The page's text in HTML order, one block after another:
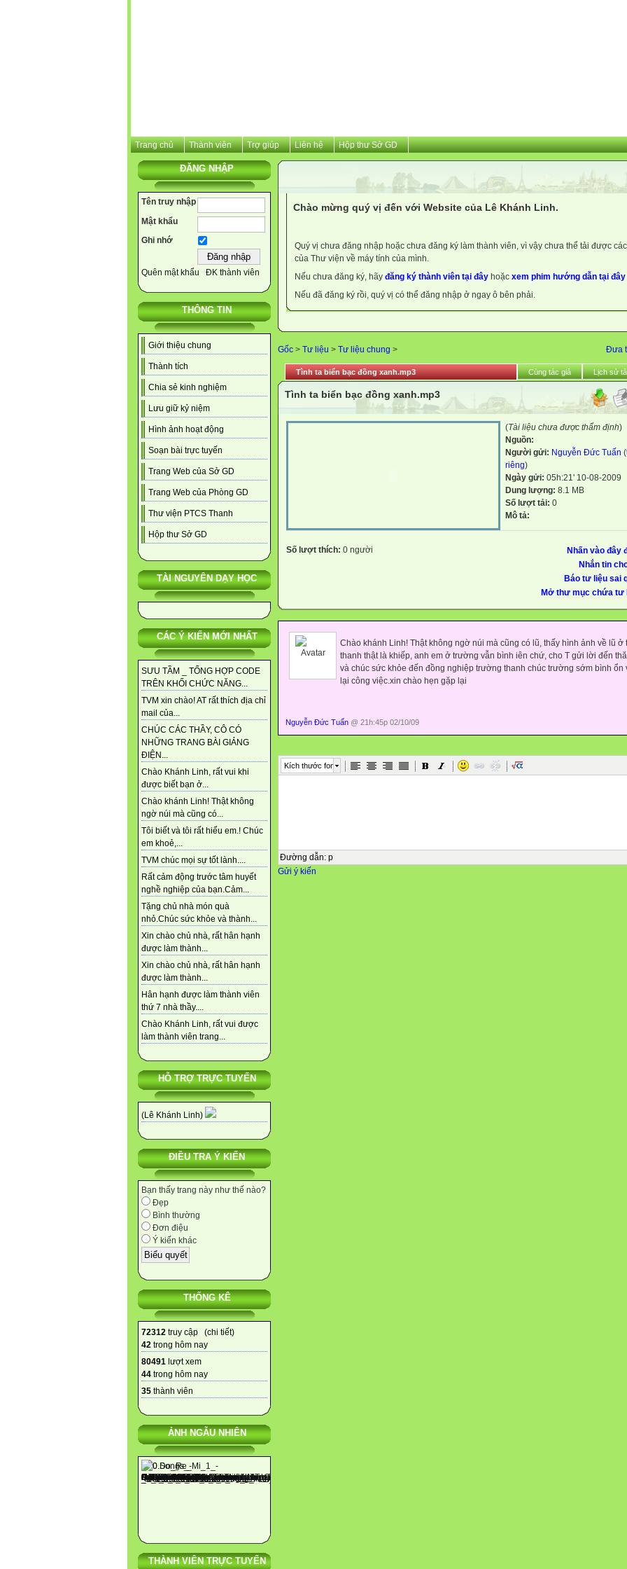
Trang chủ Thành viên Trợ giúp Liên hệ Hộp thư Sở GD
ĐĂNG NHẬP
Tên truy nhập
Mật khẩu
Ghi nhớ
Quên mật khẩu ĐK thành viên
THÔNG TIN
Giới thiệu chung
Thành tích
Chia sẻ kinh nghiệm
Lưu giữ kỷ niệm
Hình ảnh hoạt động
Soạn bài trực tuyến
Trang Web của Sở GD
Trang Web của Phòng GD
Thư viện PTCS Thanh
Hộp thư Sở GD
TÀI NGUYÊN DẠY HỌC
CÁC Ý KIẾN MỚI NHẤT
SƯU TẦM _ TỔNG HỢP CODE
TRÊN KHỐI CHỨC NĂNG...
TVM xin chào! AT rất thích địa chỉ
mail của...
CHÚC CÁC THẦY, CÔ CÓ
NHỮNG TRANG BÀI GIẢNG
ĐIỆN...
Chào Khánh Linh, rất vui khi
được biết bạn ở...
Chào khánh Linh! Thật không
ngờ núi mà cũng có...
Tôi biết và tôi rất hiểu em.! Chúc
em khoẻ,...
TVM chúc mọi sự tốt lành....
Rất cảm động trước tâm huyết
nghề nghiệp của bạn.Cảm...
Tặng chủ nhà món quà
nhỏ.Chúc sức khỏe và thành...
Xin chào chủ nhà, rất hân hạnh
được làm thành...
Xin chào chủ nhà, rất hân hạnh
được làm thành...
Hân hạnh được làm thành viên
thứ 7 nhà thầy....
Chào Khánh Linh, rất vui được
làm thành viên trang...
HỖ TRỢ TRỰC TUYẾN
(Lê Khánh Linh)
ĐIỀU TRA Ý KIẾN
Bạn thấy trang này như thế nào?
Đẹp
Bình thường
Đơn điệu
Ý kiến khác
THỐNG KÊ
72312 truy cập (chi tiết)
42 trong hôm nay
80491 lượt xem
44 trong hôm nay
35 thành viên
ẢNH NGẪU NHIÊN
THÀNH VIÊN TRỰC TUYẾN
Chào mừng quý vị đến với Website của Lê Khánh Linh.
Quý vị chưa đăng nhập hoặc chưa đăng ký làm thành viên, vì vậy chưa thể tải được
của Thư viện về máy tính của mình.
Nếu chưa đăng ký, hãy đăng ký thành viên tại đây hoặc xem phim hướng dẫn tại đây
Nếu đã đăng ký rồi, quý vị có thể đăng nhập ở ngay ô bên phải.
Đưa
Gốc > Tư liệu > Tư liệu chung >
Tình ta biển bạc đồng xanh.mp3 Cùng tác giả Lịch sử
Tình ta biển bạc đồng xanh.mp3
(Tài liệu chưa được thẩm định)
Nguồn:
Người gửi: Nguyễn Đức Tuấn (
riêng)
Ngày gửi: 05h:21' 10-08-2009
Dung lượng: 8.1 MB
Số lượt tải: 0
Mô tả:
Nhấn vào đây
Nhắn tin
Báo tư liệu sai
Mở thư mục chứa tư
Số lượt thích: 0 người
Chào khánh Linh! Thật không ngờ núi mà cũng có lũ, thấy hình ảnh về lũ ở
thanh thật là khiếp, anh em ở trường vẫn bình iên chứ, cho T gửi lời đến
và chúc sức khỏe đến đồng nghiệp trường thanh chúc trường sớm bình ổn
lại công việc.xin chào hẹn gặp lại
Nguyễn Đức Tuấn @ 21h:45p 02/10/09
Kích thước font
Đường dẫn: p
Gửi ý kiến